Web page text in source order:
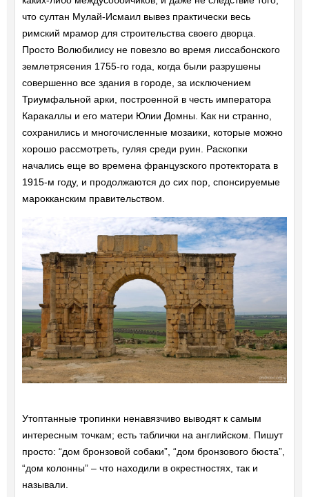
что султан Мулай-Исмаил вывез практически весь
римский мрамор для строительства своего дворца.
Просто Волюбилису не повезло во время лиссабонского
землетрясения 1755-го года, когда были разрушены
совершенно все здания в городе, за исключением
Триумфальной арки, построенной в честь императора
Каракаллы и его матери Юлии Домны. Как ни странно,
сохранились и многочисленные мозаики, которые можно
хорошо рассмотреть, гуляя среди руин. Раскопки
начались еще во времена французского протектората в
1915-м году, и продолжаются до сих пор, спонсируемые
марокканским правительством.
Утоптанные тропинки ненавязчиво выводят к самым
интересным точкам; есть таблички на английском. Пишут
просто: “дом бронзовой собаки”, “дом бронзового бюста”,
“дом колонны” – что находили в окрестностях, так и
называли.